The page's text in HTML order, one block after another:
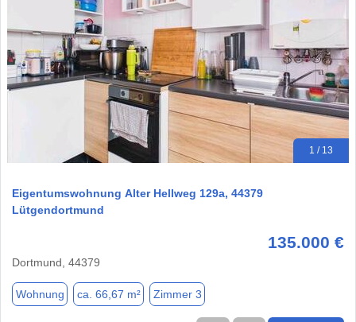
1 / 13
Eigentumswohnung Alter Hellweg 129a, 44379
Lütgendortmund
135.000 €
Dortmund, 44379
Wohnung ca. 66,67 m² Zimmer 3